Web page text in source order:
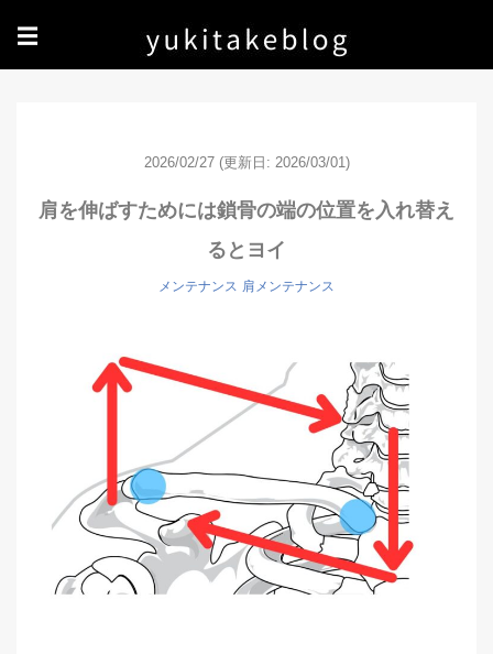
☰
2026/02/27 (更新日: 2026/03/01)
肩を伸ばすためには鎖骨の端の位置を入れ替え
るとヨイ
メンテナンス 肩メンテナンス